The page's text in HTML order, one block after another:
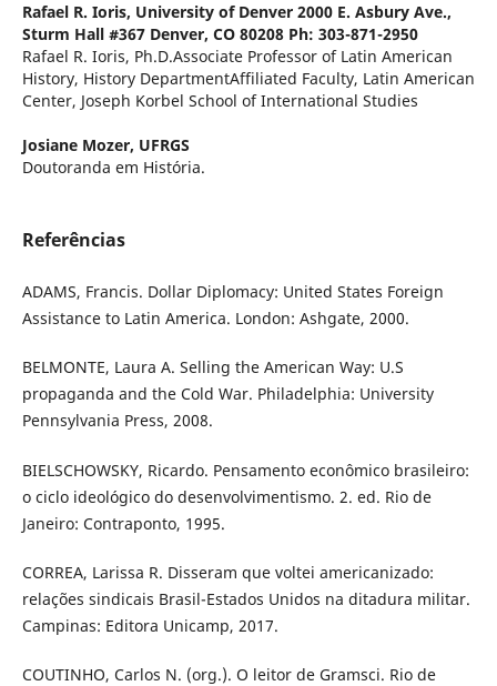
Rafael R. Ioris, University of Denver 2000 E. Asbury Ave.,
Sturm Hall #367 Denver, CO 80208 Ph: 303-871-2950
Rafael R. Ioris, Ph.D.Associate Professor of Latin American
History, History DepartmentAffiliated Faculty, Latin American
Center, Joseph Korbel School of International Studies
Josiane Mozer, UFRGS
Doutoranda em História.
Referências
ADAMS, Francis. Dollar Diplomacy: United States Foreign
Assistance to Latin America. London: Ashgate, 2000.
BELMONTE, Laura A. Selling the American Way: U.S
propaganda and the Cold War. Philadelphia: University
Pennsylvania Press, 2008.
BIELSCHOWSKY, Ricardo. Pensamento econômico brasileiro:
o ciclo ideológico do desenvolvimentismo. 2. ed. Rio de
Janeiro: Contraponto, 1995.
CORREA, Larissa R. Disseram que voltei americanizado:
relações sindicais Brasil-Estados Unidos na ditadura militar.
Campinas: Editora Unicamp, 2017.
COUTINHO, Carlos N. (org.). O leitor de Gramsci. Rio de